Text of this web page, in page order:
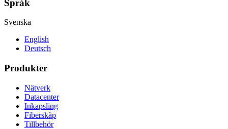
Språk
Svenska
English
Deutsch
Produkter
Nätverk
Datacenter
Inkapsling
Fiberskåp
Tillbehör